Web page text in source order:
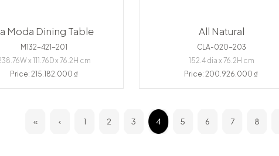
Moda Dining Table
M132-421-201
x 111.76D x 76.2H cm
Price: 215.182.000 ₫
All Natural
CLA-020-203
152.4 dia x 76.2H cm
Price: 200.926.000 ₫
« ‹ 1 2 3 4 5 6 7 8